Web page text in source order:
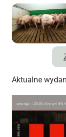
Aktualne